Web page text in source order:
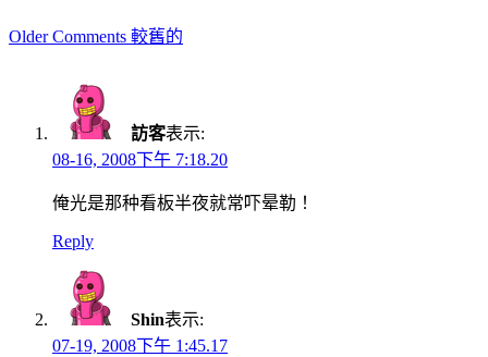
Comment
Older Comments 較舊的
訪客表示:
08-16, 2008下午 7:18.20
俺光是那种看板半夜就常吓晕勒！
Reply
Shin表示:
07-19, 2008下午 1:45.17